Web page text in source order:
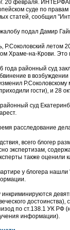
20 февраля.
суде по
статей, сообщил
подал Дамир
Р.Соколовский летом
Храме-на-Крови.
года районный суд
в
гости), и 28
суд
расследование
всего блогер
экспертизам,
также оценили
у блогера
инкриминируются
по ст.138.1 УК РФ
информации).